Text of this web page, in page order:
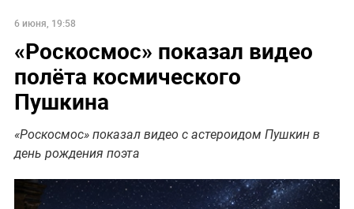
6 июня, 19:58
«Роскосмос» показал видео
полёта космического
Пушкина
«Роскосмос» показал видео с астероидом Пушкин в
день рождения поэта